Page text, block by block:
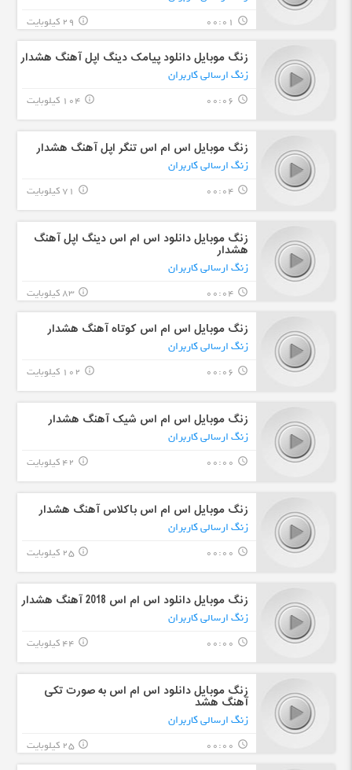
query_builder
00:01 29 کیلوبایت info_outline
زنگ موبایل دانلود پیامک دینگ اپل آهنگ هشدار
زنگ ارسالی کاربران
query_builder
00:06 104 کیلوبایت info_outline
زنگ موبایل اس ام اس تنگر اپل آهنگ هشدار
زنگ ارسالی کاربران
query_builder
00:04 71 کیلوبایت info_outline
زنگ موبایل دانلود اس ام اس دینگ اپل آهنگ
هشدار
زنگ ارسالی کاربران
query_builder
00:04 83 کیلوبایت info_outline
زنگ موبایل اس ام اس کوتاه آهنگ هشدار
زنگ ارسالی کاربران
query_builder
00:06 102 کیلوبایت info_outline
زنگ موبایل اس ام اس شیک آهنگ هشدار
زنگ ارسالی کاربران
query_builder
00:00 42 کیلوبایت info_outline
زنگ موبایل اس ام اس باکلاس آهنگ هشدار
زنگ ارسالی کاربران
query_builder
00:00 25 کیلوبایت info_outline
زنگ موبایل دانلود اس ام اس 2018 آهنگ هشدار
زنگ ارسالی کاربران
query_builder
00:00 44 کیلوبایت info_outline
زنگ موبایل دانلود اس ام اس به صورت تکی
آهنگ هشد
زنگ ارسالی کاربران
query_builder
00:00 25 کیلوبایت info_outline